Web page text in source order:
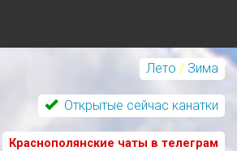
Лето / Зима
Открытые сейчас канатки
Краснополянские чаты в телеграм